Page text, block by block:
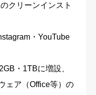
クリーンインスト
・YouTube
・1TBに増設、
ェア（Office等）の